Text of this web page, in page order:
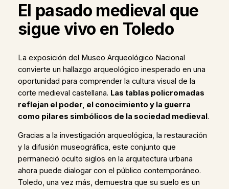
El pasado medieval que
sigue vivo en Toledo
La exposición del Museo Arqueológico Nacional
convierte un hallazgo arqueológico inesperado en una
oportunidad para comprender la cultura visual de la
corte medieval castellana. Las tablas policromadas
reflejan el poder, el conocimiento y la guerra
como pilares simbólicos de la sociedad medieval.
Gracias a la investigación arqueológica, la restauración
y la difusión museográfica, este conjunto que
permaneció oculto siglos en la arquitectura urbana
ahora puede dialogar con el público contemporáneo.
Toledo, una vez más, demuestra que su suelo es un